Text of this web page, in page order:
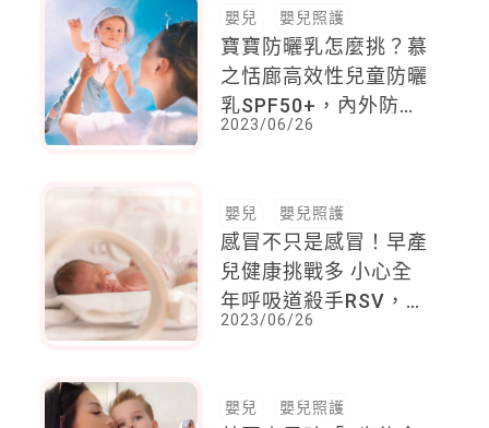
暖
嬰兒 嬰兒照護
寶寶防曬乳怎麼挑？慕
之恬廊高效性兒童防曬
乳SPF50+，內外防護
防曬系統，完整呵護寶
2023/06/26
嬰兒 嬰兒照護
感冒不只是感冒！早產
兒健康挑戰多 小心全
年呼吸道殺手RSV，預
防感染跟著做
2023/06/26
嬰兒 嬰兒照護